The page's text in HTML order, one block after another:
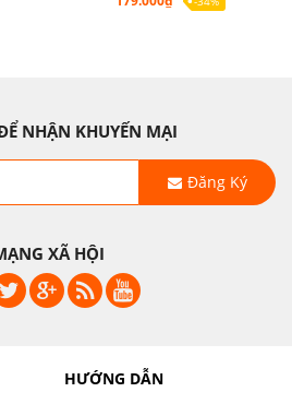
NHẬN KHUYẾN MẠI
Đăng Ký
XÃ HỘI
HƯỚNG DẪN